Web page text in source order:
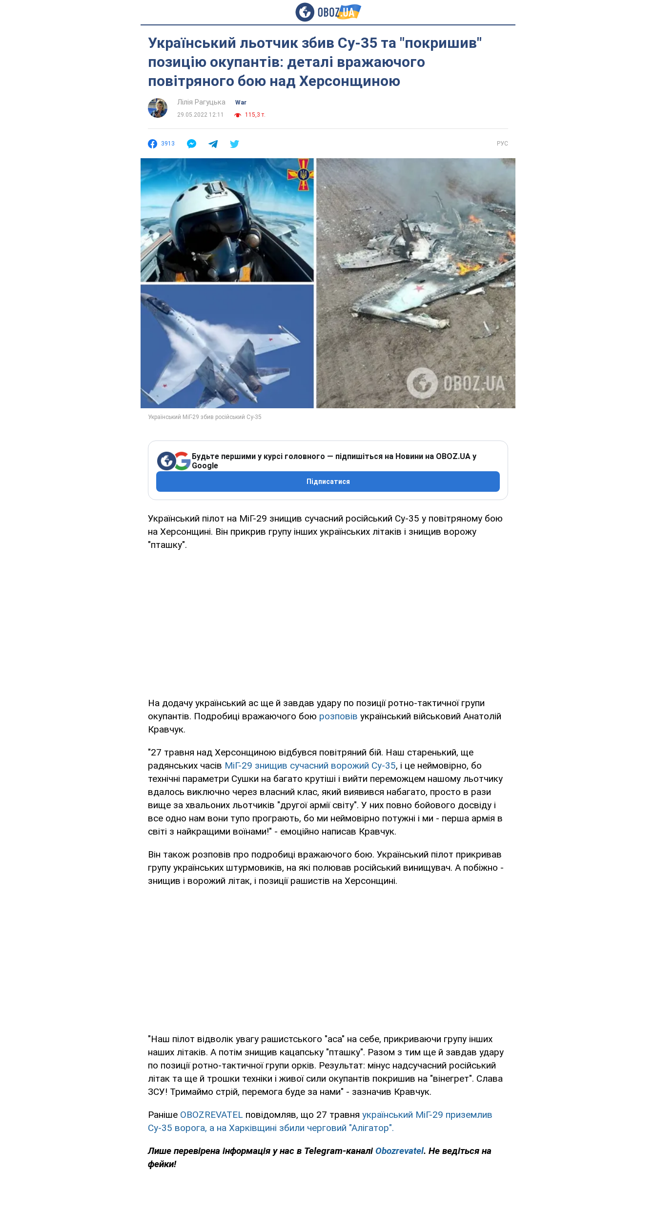
Український льотчик збив Су-35 та "покришив"
позицію окупантів: деталі вражаючого
повітряного бою над Херсонщиною
Лілія Рагуцька
War
29.05.2022 12:11
115,3 т.
3913 РУС
Будьте першими у курсі головного — підпишіться на Новини на OBOZ.UA у
Google
Підписатися
Український пілот на МіГ-29 знищив сучасний російський Су-35 у повітряному бою
на Херсонщині. Він прикрив групу інших українських літаків і знищив ворожу
"пташку".
На додачу український ас ще й завдав удару по позиції ротно-тактичної групи
окупантів. Подробиці вражаючого бою розповів український військовий Анатолій
Кравчук.
"27 травня над Херсонщиною відбувся повітряний бій. Наш старенький, ще
радянських часів МіГ-29 знищив сучасний ворожий Су-35, і це неймовірно, бо
технічні параметри Сушки на багато крутіші і вийти переможцем нашому льотчику
вдалось виключно через власний клас, який виявився набагато, просто в рази
вище за хвальоних льотчиків "другої армії світу". У них повно бойового досвіду і
все одно нам вони тупо програють, бо ми неймовірно потужні і ми - перша армія в
світі з найкращими воїнами!" - емоційно написав Кравчук.
Він також розповів про подробиці вражаючого бою. Український пілот прикривав
групу українських штурмовиків, на які полював російський винищувач. А побіжно -
знищив і ворожий літак, і позиції рашистів на Херсонщині.
"Наш пілот відволік увагу рашистського "аса" на себе, прикриваючи групу інших
наших літаків. А потім знищив кацапську "пташку". Разом з тим ще й завдав удару
по позиції ротно-тактичної групи орків. Результат: мінус надсучасний російський
літак та ще й трошки техніки і живої сили окупантів покришив на "вінегрет". Слава
ЗСУ! Тримаймо стрій, перемога буде за нами" - зазначив Кравчук.
Раніше OBOZREVATEL повідомляв, що 27 травня український МіГ-29 приземлив
Су-35 ворога, а на Харківщині збили черговий "Алігатор".
Лише перевірена інформація у нас в Telegram-каналі Obozrevatel. Не ведіться на
фейки!